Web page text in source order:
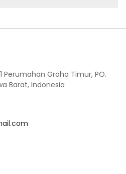
Perumahan Graha Timur, PO.
Barat, Indonesia